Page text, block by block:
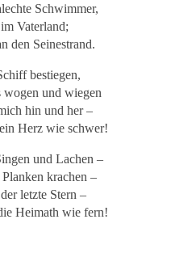
Schwimmer,
Vaterland;
den Seinestrand.
bestiegen,
wogen und wiegen
hin und her –
Herz wie schwer!
und Lachen –
krachen –
letzte Stern –
Heimath wie fern!